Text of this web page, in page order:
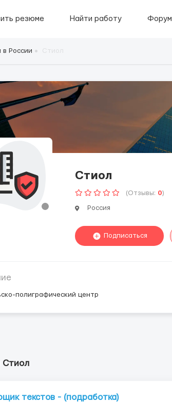
резюме Найти работу Форум
в России
Стиол
(Отзывы: 0)
Россия
Подписаться
полиграфический центр
Стиол
текстов - (подработка)